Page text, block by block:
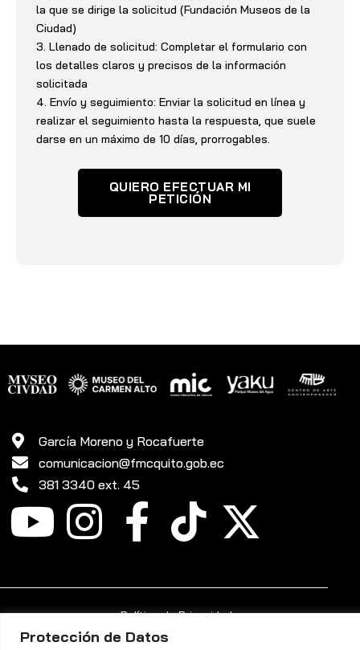
Protección de Datos
la que se dirige la solicitud (Fundación Museos de la
Ciudad)
3. Llenado de solicitud: Completar el formulario con
los detalles claros y precisos de la información
solicitada
4. Envío y seguimiento: Enviar la solicitud en línea y
realizar el seguimiento hasta la respuesta, que suele
darse en un máximo de 10 días, prorrogables.
QUIERO EFECTUAR MI
PETICIÓN
García Moreno y Rocafuerte
comunicacion@fmcquito.gob.ec
381 3340 ext. 45
Política de Privacidad
Fundación Museos de la Ciudad Quito ©. Todos los Derechos